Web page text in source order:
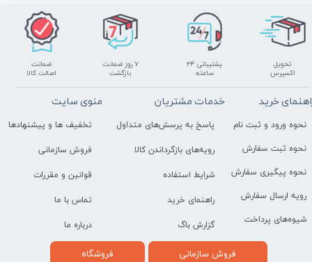
تحویل
اکسپرس
پشتیبانی ۲۴
ساعته
۷ روز ضمانت
بازگشت
ضمانت
اصالت کالا
خرید
نحوه ورود و ثبت نام
نحوه ثبت سفارش
نحوه پیگیری سفارش
رویه ارسال سفارش
شیوه‌های پرداخت
خدمات مشتریان
پاسخ به پرسش‌های متداول
رویه‌های بازگرداندن کالا
شرایط استفاده
راهنمای خرید
گزارش باگ
منوی سایت
تخفیف ها و پیشنهادها
فروش سازمانی
قوانین و مقررات
تماس با ما
درباره ما
فروش سازمانی فروشگاه